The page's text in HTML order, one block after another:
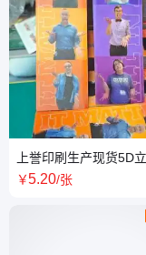
面，另
切割与
割成片
上誉印刷生产现货5D
3D画定制各种光栅胶片
￥5.20/张